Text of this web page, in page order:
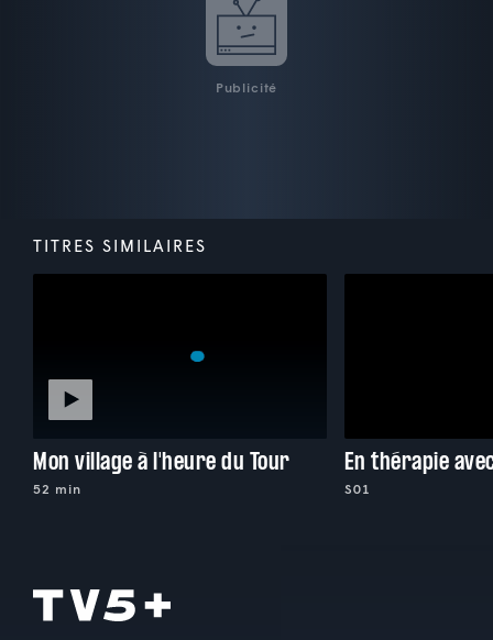
Publicité
TITRES SIMILAIRES
Mon village à l'heure du Tour
52 min
En thérapie
S01